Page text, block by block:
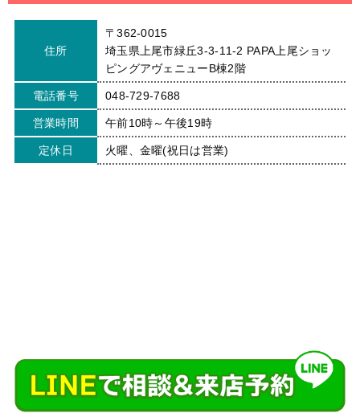
住所
〒362-0015
埼玉県上尾市緑丘3-3-11-2 PAPA上尾ショッ
ピングアヴェニューB棟2階
電話番号 048-729-7688
営業時間 午前10時～午後19時
定休日 火曜、金曜(祝日は営業)